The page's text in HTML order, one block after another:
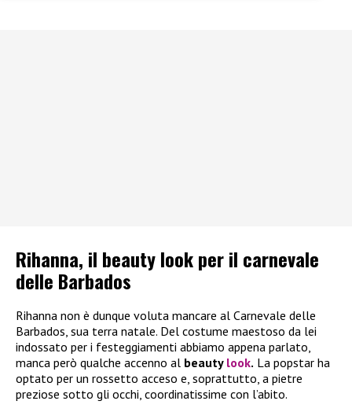
Rihanna, il beauty look per il carnevale
delle Barbados
Rihanna non è dunque voluta mancare al Carnevale delle
Barbados, sua terra natale. Del costume maestoso da lei
indossato per i festeggiamenti abbiamo appena parlato,
manca però qualche accenno al beauty look. La popstar ha
optato per un rossetto acceso e, soprattutto, a pietre
preziose sotto gli occhi, coordinatissime con l’abito.